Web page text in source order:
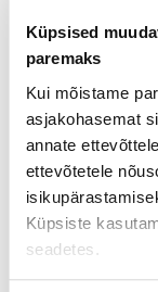
Küpsised
paremaks
Kui mõistame
asjakohasemat
annate
ettevõtetele
Küpsiste
seadetes.
Palk alates
2500€